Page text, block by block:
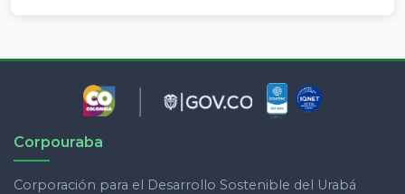
Corpouraba
Corporación para el Desarrollo Sostenible del Urabá